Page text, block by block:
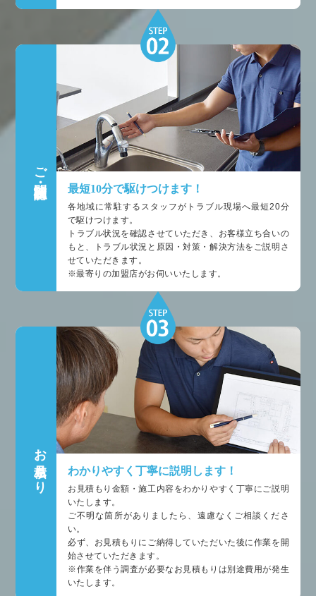
ご訪問・状況確認
最短10分で駆けつけます！
各地域に常駐するスタッフがトラブル現場へ最短20分
で駆けつけます。
トラブル状況を確認させていただき、お客様立ち合いの
もと、トラブル状況と原因・対策・解決方法をご説明さ
せていただきます。
※最寄りの加盟店がお伺いいたします。
お見積もり わかりやすく丁寧に説明します！
お見積もり金額・施工内容をわかりやすく丁寧にご説明
いたします。
ご不明な箇所がありましたら、遠慮なくご相談くださ
い。
必ず、お見積もりにご納得していただいた後に作業を開
始させていただきます。
※作業を伴う調査が必要なお見積もりは別途費用が発生
いたします。